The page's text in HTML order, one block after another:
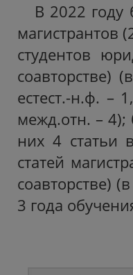
В 2022 году
магистрантов
студентов
соавторстве)
естест.-н.ф. –
межд.отн. – 4);
них 4 статьи
статей
соавторстве)
3 года